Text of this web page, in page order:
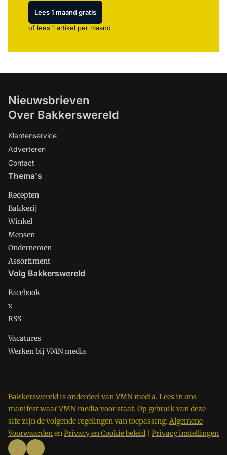
Lees 1 maand gratis
of lees 1 artikel per maand
Nieuwsbrieven
Over Bakkerswereld
Klantenservice
Adverteren
Contact
Thema's
Recepten
Bakkerij
Winkel
Mensen
Ondernemen
Assortiment
Volg Bakkerswereld
Facebook
x
RSS
Vacatures
Werken bij VMN media
Bakkerswereld is onderdeel van VMN media. Lees inons
manifestwaar VMN media voor staat. Op gebruik van deze
site zijn de volgende regelingen van toepassing: Algemene
VoorwaardenenPrivacy en Cookie beleid Privacy instellingen